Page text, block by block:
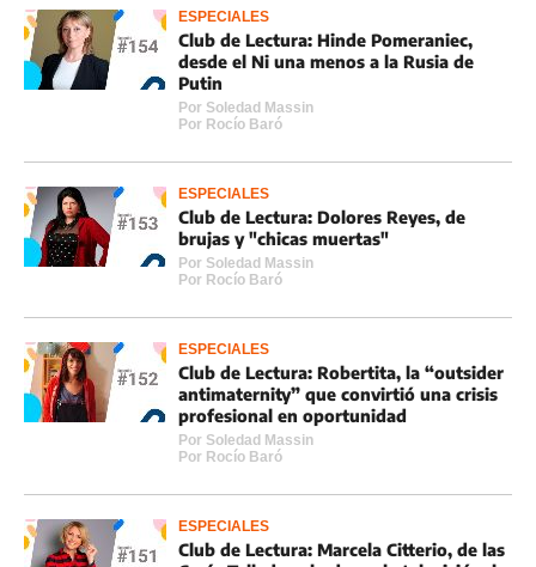
ESPECIALES
Club de Lectura: Hinde Pomeraniec,
desde el Ni una menos a la Rusia de
Putin
Por Soledad Massin
Por Rocí­o Baró
ESPECIALES
Club de Lectura: Dolores Reyes, de
brujas y "chicas muertas"
Por Soledad Massin
Por Rocí­o Baró
ESPECIALES
Club de Lectura: Robertita, la “outsider
antimaternity” que convirtió una crisis
profesional en oportunidad
Por Soledad Massin
Por Rocí­o Baró
ESPECIALES
Club de Lectura: Marcela Citterio, de las